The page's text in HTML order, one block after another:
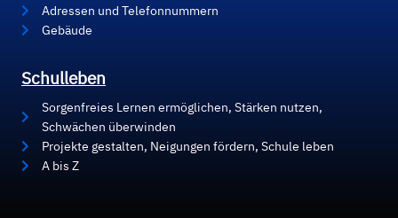
Adressen und Telefonnummern
Gebäude
Schulleben
Sorgenfreies Lernen ermöglichen, Stärken nutzen,
Schwächen überwinden
Projekte gestalten, Neigungen fördern, Schule leben
A bis Z